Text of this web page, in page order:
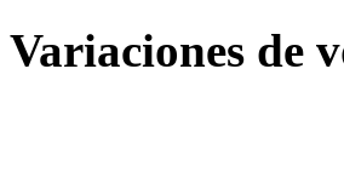
Variaciones de